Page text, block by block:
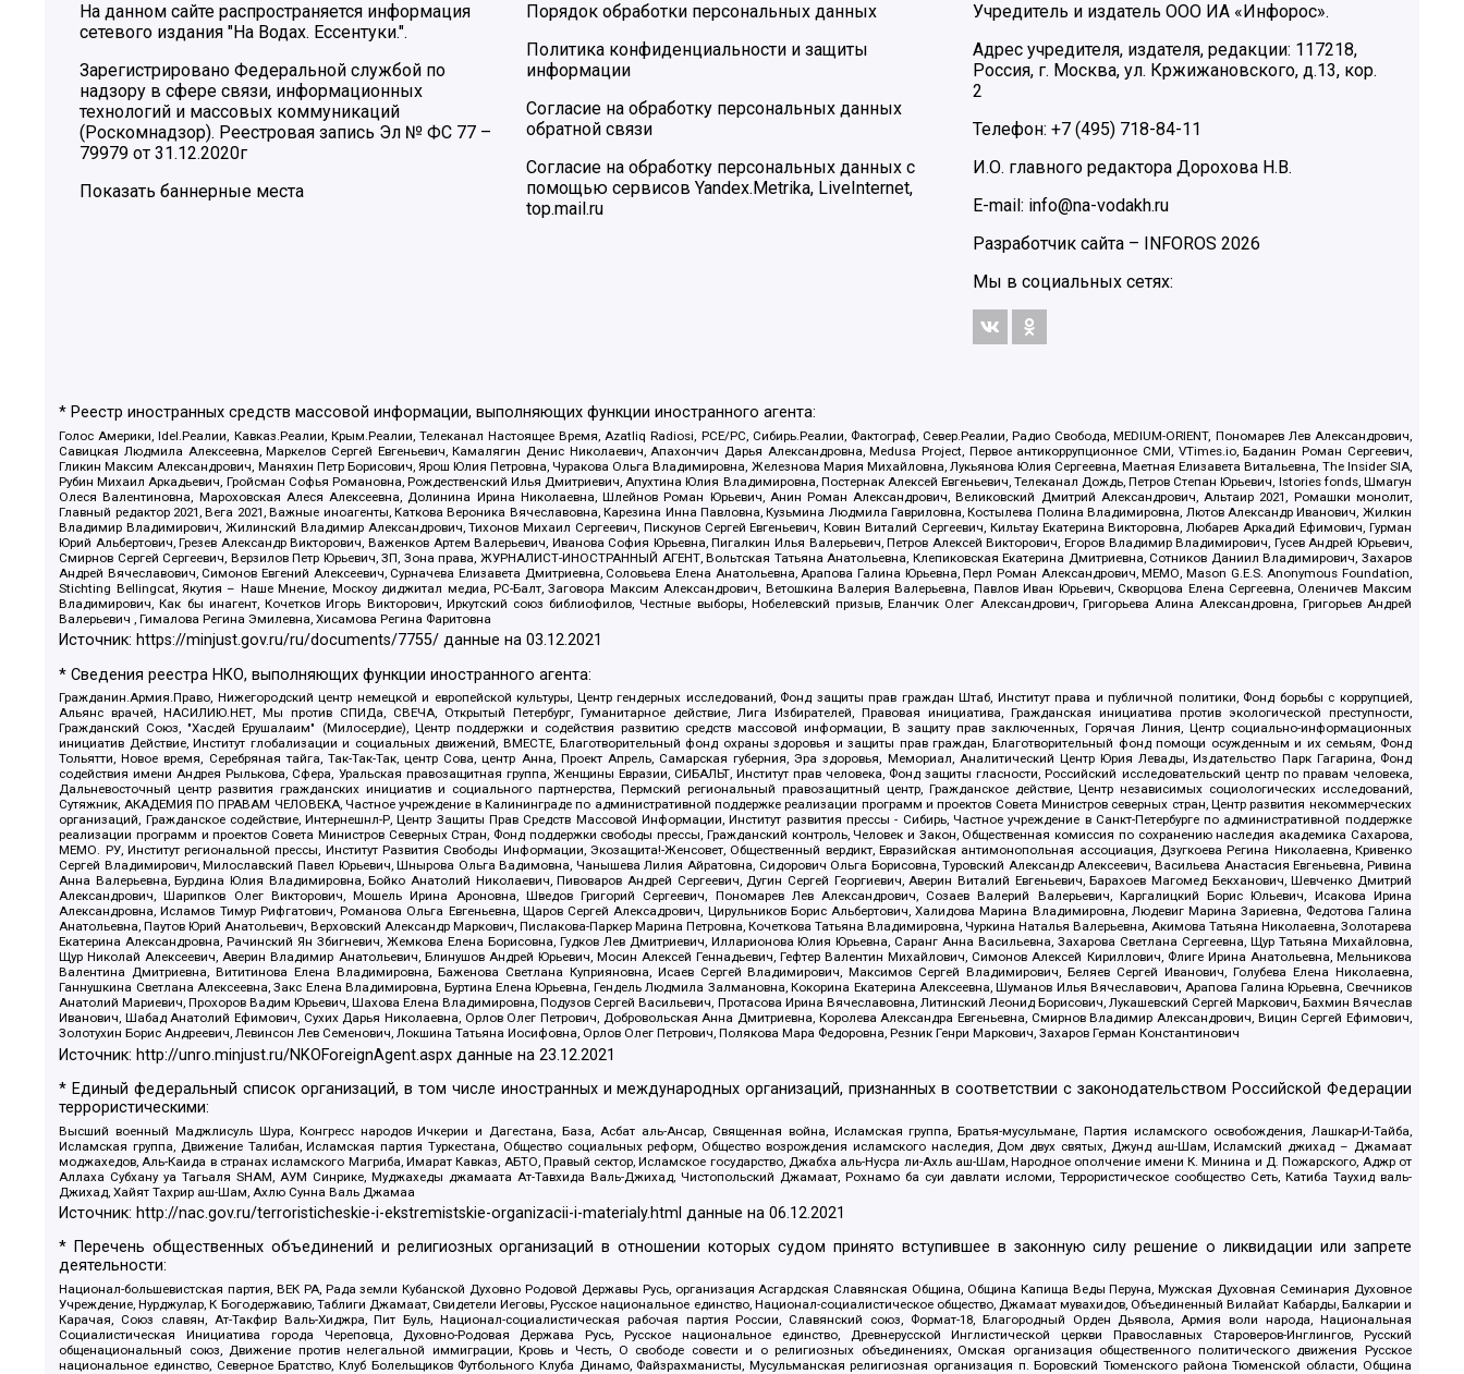
На данном сайте распространяется информация
сетевого издания "На Водах. Ессентуки.".
Зарегистрировано Федеральной службой по
надзору в сфере связи, информационных
технологий и массовых коммуникаций
(Роскомнадзор). Реестровая запись Эл № ФС 77 –
79979 от 31.12.2020г
Показать баннерные места
Порядок обработки персональных данных
Политика конфиденциальности и защиты
информации
Согласие на обработку персональных данных
обратной связи
Согласие на обработку персональных данных с
помощью сервисов Yandex.Metrika, LiveInternet,
top.mail.ru
Учредитель и издатель ООО ИА «Инфорос».
Адрес учредителя, издателя, редакции: 117218,
Россия, г. Москва, ул. Кржижановского, д.13, кор.
2
Телефон: +7 (495) 718-84-11
И.О. главного редактора Дорохова Н.В.
E-mail: info@na-vodakh.ru
Разработчик сайта –
INFOROS 2026
Мы в социальных сетях:
* Реестр иностранных средств массовой информации, выполняющих функции иностранного агента:
Голос Америки, Idel.Реалии, Кавказ.Реалии, Крым.Реалии, Телеканал Настоящее Время, Azatliq Radiosi, PCE/PC, Сибирь.Реалии, Фактограф, Север.Реалии, Радио Свобода, MEDIUM-ORIENT, Пономарев Лев Александрович,
Савицкая Людмила Алексеевна, Маркелов Сергей Евгеньевич, Камалягин Денис Николаевич, Апахончич Дарья Александровна, Medusa Project, Первое антикоррупционное СМИ, VTimes.io, Баданин Роман Сергеевич,
Гликин Максим Александрович, Маняхин Петр Борисович, Ярош Юлия Петровна, Чуракова Ольга Владимировна, Железнова Мария Михайловна, Лукьянова Юлия Сергеевна, Маетная Елизавета Витальевна, The Insider SIA,
Рубин Михаил Аркадьевич, Гройсман Софья Романовна, Рождественский Илья Дмитриевич, Апухтина Юлия Владимировна, Постернак Алексей Евгеньевич, Телеканал Дождь, Петров Степан Юрьевич, Istories fonds, Шмагун
Олеся Валентиновна, Мароховская Алеся Алексеевна, Долинина Ирина Николаевна, Шлейнов Роман Юрьевич, Анин Роман Александрович, Великовский Дмитрий Александрович, Альтаир 2021, Ромашки монолит,
Главный редактор 2021, Вега 2021, Важные иноагенты, Каткова Вероника Вячеславовна, Карезина Инна Павловна, Кузьмина Людмила Гавриловна, Костылева Полина Владимировна, Лютов Александр Иванович, Жилкин
Владимир Владимирович, Жилинский Владимир Александрович, Тихонов Михаил Сергеевич, Пискунов Сергей Евгеньевич, Ковин Виталий Сергеевич, Кильтау Екатерина Викторовна, Любарев Аркадий Ефимович, Гурман
Юрий Альбертович, Грезев Александр Викторович, Важенков Артем Валерьевич, Иванова София Юрьевна, Пигалкин Илья Валерьевич, Петров Алексей Викторович, Егоров Владимир Владимирович, Гусев Андрей Юрьевич,
Смирнов Сергей Сергеевич, Верзилов Петр Юрьевич, ЗП, Зона права, ЖУРНАЛИСТ-ИНОСТРАННЫЙ АГЕНТ, Вольтская Татьяна Анатольевна, Клепиковская Екатерина Дмитриевна, Сотников Даниил Владимирович, Захаров
Андрей Вячеславович, Симонов Евгений Алексеевич, Сурначева Елизавета Дмитриевна, Соловьева Елена Анатольевна, Арапова Галина Юрьевна, Перл Роман Александрович, МЕМО, Mason G.E.S. Anonymous Foundation,
Stichting Bellingcat, Якутия – Наше Мнение, Москоу диджитал медиа, РС-Балт, Заговора Максим Александрович, Ветошкина Валерия Валерьевна, Павлов Иван Юрьевич, Скворцова Елена Сергеевна, Оленичев Максим
Владимирович, Как бы инагент, Кочетков Игорь Викторович, Иркутский союз библиофилов, Честные выборы, Нобелевский призыв, Еланчик Олег Александрович, Григорьева Алина Александровна, Григорьев Андрей
Валерьевич , Гималова Регина Эмилевна, Хисамова Регина Фаритовна
Источник: https://minjust.gov.ru/ru/documents/7755/ данные на03.12.2021
* Сведения реестра НКО, выполняющих функции иностранного агента:
Гражданин.Армия.Право, Нижегородский центр немецкой и европейской культуры, Центр гендерных исследований, Фонд защиты прав граждан Штаб, Институт права и публичной политики, Фонд борьбы с коррупцией,
Альянс врачей, НАСИЛИЮ.НЕТ, Мы против СПИДа, СВЕЧА, Открытый Петербург, Гуманитарное действие, Лига Избирателей, Правовая инициатива, Гражданская инициатива против экологической преступности,
Гражданский Союз, "Хасдей Ерушалаим" (Милосердие), Центр поддержки и содействия развитию средств массовой информации, В защиту прав заключенных, Горячая Линия, Центр социально-информационных
инициатив Действие, Институт глобализации и социальных движений, ВМЕСТЕ, Благотворительный фонд охраны здоровья и защиты прав граждан, Благотворительный фонд помощи осужденным и их семьям, Фонд
Тольятти, Новое время, Серебряная тайга, Так-Так-Так, центр Сова, центр Анна, Проект Апрель, Самарская губерния, Эра здоровья, Мемориал, Аналитический Центр Юрия Левады, Издательство Парк Гагарина, Фонд
содействия имени Андрея Рылькова, Сфера, Уральская правозащитная группа, Женщины Евразии, СИБАЛЬТ, Институт прав человека, Фонд защиты гласности, Российский исследовательский центр по правам человека,
Дальневосточный центр развития гражданских инициатив и социального партнерства, Пермский региональный правозащитный центр, Гражданское действие, Центр независимых социологических исследований,
Сутяжник, АКАДЕМИЯ ПО ПРАВАМ ЧЕЛОВЕКА, Частное учреждение в Калининграде по административной поддержке реализации программ и проектов Совета Министров северных стран, Центр развития некоммерческих
организаций, Гражданское содействие, Интернешнл-Р, Центр Защиты Прав Средств Массовой Информации, Институт развития прессы - Сибирь, Частное учреждение в Санкт-Петербурге по административной поддержке
реализации программ и проектов Совета Министров Северных Стран, Фонд поддержки свободы прессы, Гражданский контроль, Человек и Закон, Общественная комиссия по сохранению наследия академика Сахарова,
МЕМО. РУ, Институт региональной прессы, Институт Развития Свободы Информации, Экозащита!-Женсовет, Общественный вердикт, Евразийская антимонопольная ассоциация, Дзугкоева Регина Николаевна, Кривенко
Сергей Владимирович, Милославский Павел Юрьевич, Шнырова Ольга Вадимовна, Чанышева Лилия Айратовна, Сидорович Ольга Борисовна, Туровский Александр Алексеевич, Васильева Анастасия Евгеньевна, Ривина
Анна Валерьевна, Бурдина Юлия Владимировна, Бойко Анатолий Николаевич, Пивоваров Андрей Сергеевич, Дугин Сергей Георгиевич, Аверин Виталий Евгеньевич, Барахоев Магомед Бекханович, Шевченко Дмитрий
Александрович, Шарипков Олег Викторович, Мошель Ирина Ароновна, Шведов Григорий Сергеевич, Пономарев Лев Александрович, Созаев Валерий Валерьевич, Каргалицкий Борис Юльевич, Исакова Ирина
Александровна, Исламов Тимур Рифгатович, Романова Ольга Евгеньевна, Щаров Сергей Алексадрович, Цирульников Борис Альбертович, Халидова Марина Владимировна, Людевиг Марина Зариевна, Федотова Галина
Анатольевна, Паутов Юрий Анатольевич, Верховский Александр Маркович, Пислакова-Паркер Марина Петровна, Кочеткова Татьяна Владимировна, Чуркина Наталья Валерьевна, Акимова Татьяна Николаевна, Золотарева
Екатерина Александровна, Рачинский Ян Збигневич, Жемкова Елена Борисовна, Гудков Лев Дмитриевич, Илларионова Юлия Юрьевна, Саранг Анна Васильевна, Захарова Светлана Сергеевна, Щур Татьяна Михайловна,
Щур Николай Алексеевич, Аверин Владимир Анатольевич, Блинушов Андрей Юрьевич, Мосин Алексей Геннадьевич, Гефтер Валентин Михайлович, Симонов Алексей Кириллович, Флиге Ирина Анатольевна, Мельникова
Валентина Дмитриевна, Вититинова Елена Владимировна, Баженова Светлана Куприяновна, Исаев Сергей Владимирович, Максимов Сергей Владимирович, Беляев Сергей Иванович, Голубева Елена Николаевна,
Ганнушкина Светлана Алексеевна, Закс Елена Владимировна, Буртина Елена Юрьевна, Гендель Людмила Залмановна, Кокорина Екатерина Алексеевна, Шуманов Илья Вячеславович, Арапова Галина Юрьевна, Свечников
Анатолий Мариевич, Прохоров Вадим Юрьевич, Шахова Елена Владимировна, Подузов Сергей Васильевич, Протасова Ирина Вячеславовна, Литинский Леонид Борисович, Лукашевский Сергей Маркович, Бахмин Вячеслав
Иванович, Шабад Анатолий Ефимович, Сухих Дарья Николаевна, Орлов Олег Петрович, Добровольская Анна Дмитриевна, Королева Александра Евгеньевна, Смирнов Владимир Александрович, Вицин Сергей Ефимович,
Золотухин Борис Андреевич, Левинсон Лев Семенович, Локшина Татьяна Иосифовна, Орлов Олег Петрович, Полякова Мара Федоровна, Резник Генри Маркович, Захаров Герман Константинович
Источник: http://unro.minjust.ru/NKOForeignAgent.aspx данные на23.12.2021
* Единый федеральный список организаций, в том числе иностранных и международных организаций, признанных в соответствии с законодательством Российской Федерации
террористическими:
Высший военный Маджлисуль Шура, Конгресс народов Ичкерии и Дагестана, База, Асбат аль-Ансар, Священная война, Исламская группа, Братья-мусульмане, Партия исламского освобождения, Лашкар-И-Тайба,
Исламская группа, Движение Талибан, Исламская партия Туркестана, Общество социальных реформ, Общество возрождения исламского наследия, Дом двух святых, Джунд аш-Шам, Исламский джихад – Джамаат
моджахедов, Аль-Каида в странах исламского Магриба, Имарат Кавказ, АБТО, Правый сектор, Исламское государство, Джабха аль-Нусра ли-Ахль аш-Шам, Народное ополчение имени К. Минина и Д. Пожарского, Аджр от
Аллаха Субхану уа Тагьаля SHAM, АУМ Синрике, Муджахеды джамаата Ат-Тавхида Валь-Джихад, Чистопольский Джамаат, Рохнамо ба суи давлати исломи, Террористическое сообщество Сеть, Катиба Таухид валь-
Джихад, Хайят Тахрир аш-Шам, Ахлю Сунна Валь Джамаа
Источник: http://nac.gov.ru/terroristicheskie-i-ekstremistskie-organizacii-i-materialy.html данные на06.12.2021
* Перечень общественных объединений и религиозных организаций в отношении которых судом принято вступившее в законную силу решение о ликвидации или запрете
деятельности:
Национал-большевистская партия, ВЕК РА, Рада земли Кубанской Духовно Родовой Державы Русь, организация Асгардская Славянская Община, Община Капища Веды Перуна, Мужская Духовная Семинария Духовное
Учреждение, Нурджулар, К Богодержавию, Таблиги Джамаат, Свидетели Иеговы, Русское национальное единство, Национал-социалистическое общество, Джамаат мувахидов, Объединенный Вилайат Кабарды, Балкарии и
Карачая, Союз славян, Ат-Такфир Валь-Хиджра, Пит Буль, Национал-социалистическая рабочая партия России, Славянский союз, Формат-18, Благородный Орден Дьявола, Армия воли народа, Национальная
Социалистическая Инициатива города Череповца, Духовно-Родовая Держава Русь, Русское национальное единство, Древнерусской Инглистической церкви Православных Староверов-Инглингов, Русский
общенациональный союз, Движение против нелегальной иммиграции, Кровь и Честь, О свободе совести и о религиозных объединениях, Омская организация общественного политического движения Русское
национальное единство, Северное Братство, Клуб Болельщиков Футбольного Клуба Динамо, Файзрахманисты, Мусульманская религиозная организация п. Боровский Тюменского района Тюменской области, Община